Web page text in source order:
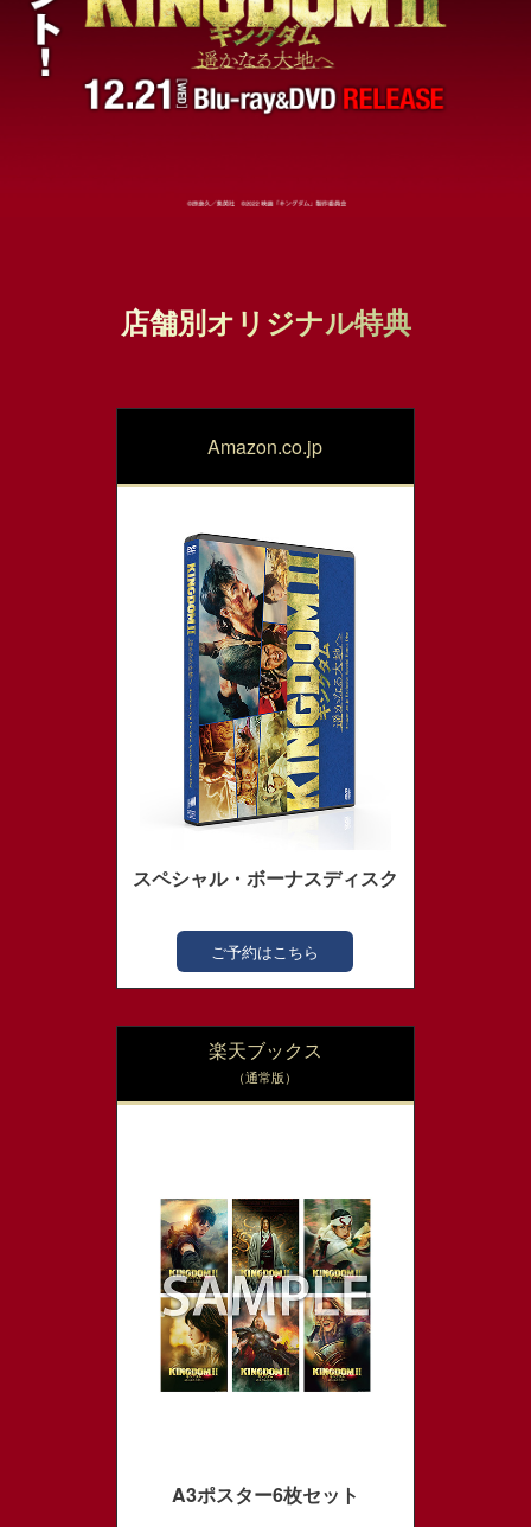
店舗別オリジナル特典
Amazon.co.jp
スペシャル・ボーナスディスク
ご予約はこちら
楽天ブックス
（通常版）
A3ポスター6枚セット